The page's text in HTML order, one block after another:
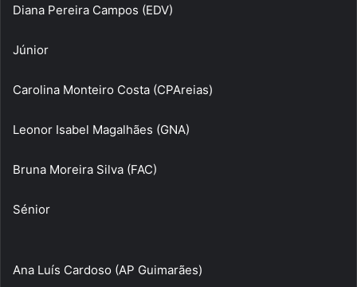
Diana Pereira Campos (EDV)
Júnior
Carolina Monteiro Costa (CPAreias)
Leonor Isabel Magalhães (GNA)
Bruna Moreira Silva (FAC)
Sénior
Ana Luís Cardoso (AP Guimarães)